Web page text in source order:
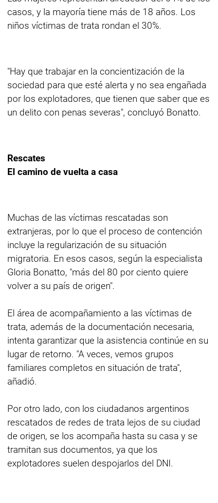
casos, y la mayoría tiene más de 18 años. Los
niños víctimas de trata rondan el 30%.
"Hay que trabajar en la concientización de la
sociedad para que esté alerta y no sea engañada
por los explotadores, que tienen que saber que es
un delito con penas severas", concluyó Bonatto.
Rescates
El camino de vuelta a casa
Muchas de las víctimas rescatadas son
extranjeras, por lo que el proceso de contención
incluye la regularización de su situación
migratoria. En esos casos, según la especialista
Gloria Bonatto, "más del 80 por ciento quiere
volver a su país de origen".
El área de acompañamiento a las víctimas de
trata, además de la documentación necesaria,
intenta garantizar que la asistencia continúe en su
lugar de retorno. "A veces, vemos grupos
familiares completos en situación de trata",
añadió.
Por otro lado, con los ciudadanos argentinos
rescatados de redes de trata lejos de su ciudad
de origen, se los acompaña hasta su casa y se
tramitan sus documentos, ya que los
explotadores suelen despojarlos del DNI.